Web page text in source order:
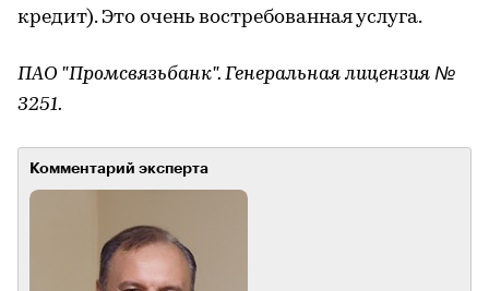
кредит). Это очень востребованная услуга.
ПАО "Промсвязьбанк". Генеральная лицензия №
3251.
Комментарий эксперта